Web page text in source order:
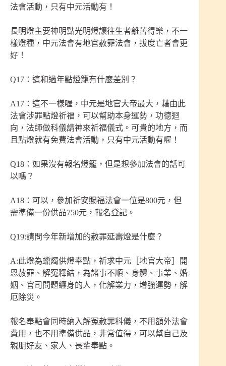
法會活動，只有中元活動有！
長明燈主要神明點光明燈讓往生者離苦得樂，不一
樣燈種，中元法會有地官赦罪法會，拔度亡者會更
好！
Q17：這和過年點燈籠有什麼差別？
A17：這不一樣喔，中元是地官大帝最大，藉由此
法會涉罪點燈祈福，可以幫助本身運勢，功德迴
向，法師做科儀請神來祈福儀式。可貴的地方，而
且點燈就有免費法會活動，只有中元活動有喔！
Q18：如果沒有報名燈籠，但是想參加法會的話可
以嗎？
A18：可以，參加祈安賜福法會一位是800元，但
需準備一份供品750元，報名登記。
Q19:請問今年新增加的赦罪延壽燈是什麼？
A:此燈為蠟燭供燈奉點，祈求中元［地官大帝］開
恩赦罪、解冤釋結，為諸事不順、身體、事業、婚
姻、官司問題纏身的人，化解業力，增強運勢，解
厄除災。
報名奉點會同時納入解冤赦罪科儀，不用額外法會
費用，也不用準備供品，非常值得，可以幫自己及
親朋好友、家人、長輩奉點。